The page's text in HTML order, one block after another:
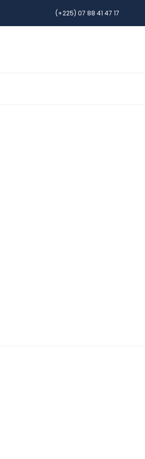
(+225) 07 88 41 47 17